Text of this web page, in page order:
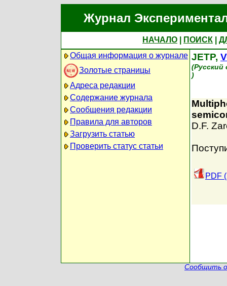
Журнал
НАЧАЛО ПОИСК
Общая информация о журнале
Золотые страницы
Адреса редакции
Содержание журнала
Сообщения редакции
Правила для авторов
Загрузить статью
Проверить статус статьи
JETP,
)
D.F.
PDF
Сообщить о